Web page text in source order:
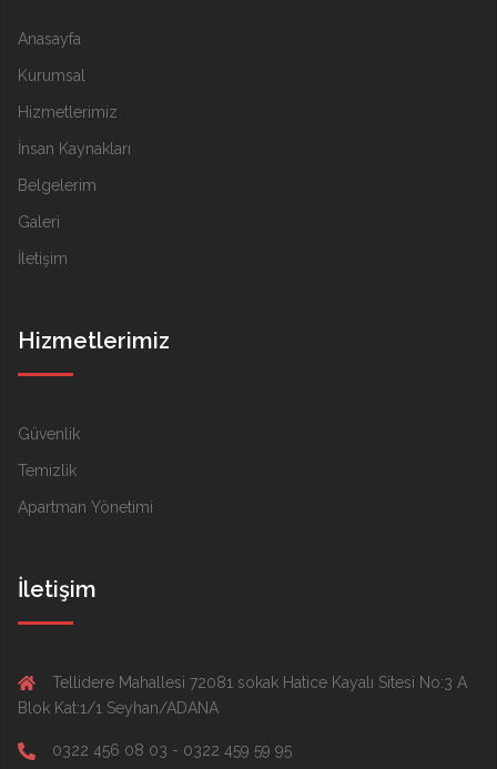
Anasayfa
Kurumsal
Hizmetlerimiz
İnsan Kaynakları
Belgelerim
Galeri
İletişim
Hizmetlerimiz
Güvenlik
Temizlik
Apartman Yönetimi
İletişim
Tellidere Mahallesi 72081 sokak Hatice Kayalı Sitesi No:3 A
Blok Kat:1/1 Seyhan/ADANA
0322 456 08 03 - 0322 459 59 95